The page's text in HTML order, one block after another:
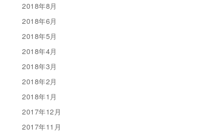
2018年8月
2018年6月
2018年5月
2018年4月
2018年3月
2018年2月
2018年1月
2017年12月
2017年11月